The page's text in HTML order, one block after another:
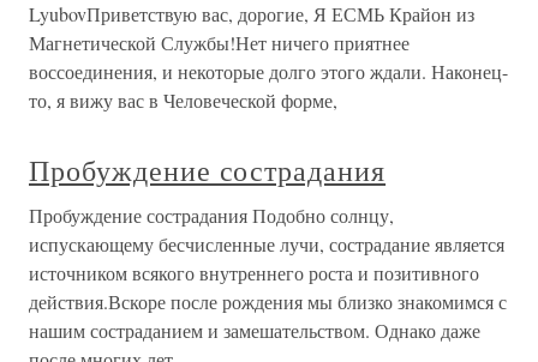
LyubovПриветствую вас, дорогие, Я ЕСМЬ Крайон из
Магнетической Службы!Нет ничего приятнее
воссоединения, и некоторые долго этого ждали. Наконец-
то, я вижу вас в Человеческой форме,
Пробуждение сострадания
Пробуждение сострадания Подобно солнцу,
испускающему бесчисленные лучи, сострадание является
источником всякого внутреннего роста и позитивного
действия.Вскоре после рождения мы близко знакомимся с
нашим состраданием и замешательством. Однако даже